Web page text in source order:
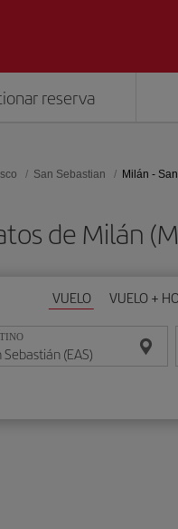
reserva
San Sebastian Milán -
de Milán
VUELO VUELO +